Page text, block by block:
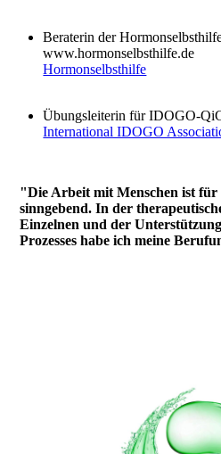
Beraterin der
www.hormonselbsthilfe.de
Hormonselbsthilfe
Übungsleiterin für IDOGO-
International IDOGO
"Die Arbeit mit Menschen ist
sinngebend. In der
Einzelnen und der
Prozesses habe ich meine